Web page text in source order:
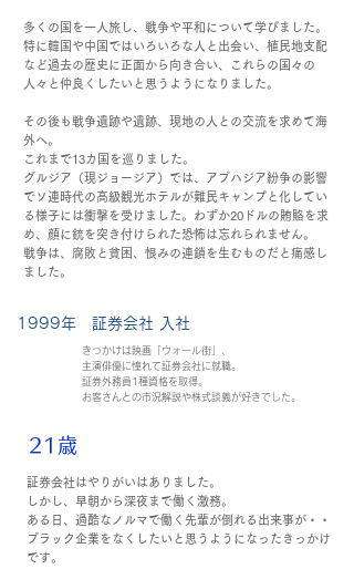
1999年 証券会社 入社
きっかけは映画「ウォール街」、
主演俳優に憧れて証券会社に就職。
証券外務員1種資格を取得。
お客さんとの市況解説や株式談義が好きでした。
多くの国を一人旅し、戦争や平和について学びました。
特に韓国や中国ではいろいろな人と出会い、植民地支配
など過去の歴史に正面から向き合い、これらの国々の
人々と仲良くしたいと思うようになりました。
その後も戦争遺跡や遺跡、現地の人との交流を求めて海
外へ。
これまで13カ国を巡りました。
グルジア（現ジョージア）では、アブハジア紛争の影響
でソ連時代の高級観光ホテルが難民キャンプと化してい
る様子には衝撃を受けました。わずか20ドルの賄賂を求
め、顔に銃を突き付けられた恐怖は忘れられません。
戦争は、腐敗と貧困、恨みの連鎖を生むものだと痛感し
ました。
21歳
証券会社はやりがいはありました。
しかし、早朝から深夜まで働く激務。
ある日、過酷なノルマで働く先輩が倒れる出来事が・・
ブラック企業をなくしたいと思うようになったきっかけ
です。